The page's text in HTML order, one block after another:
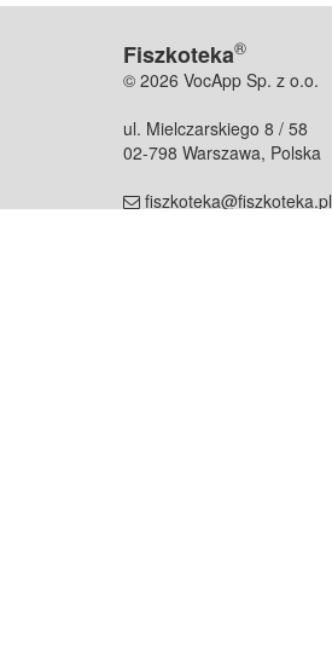
Fiszkoteka®
© 2026 VocApp Sp. z o.o.
ul. Mielczarskiego 8 / 58
02-798 Warszawa, Polska
fiszkoteka@fiszkoteka.pl